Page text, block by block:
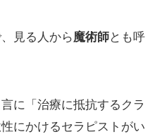
見る人から魔術師とも呼
に「治療に抵抗するクラ
にかけるセラピストがい